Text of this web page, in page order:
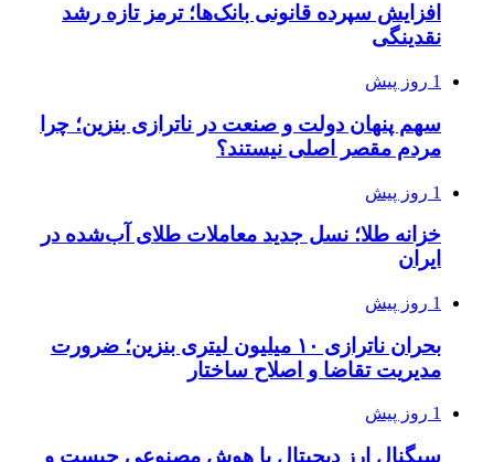
افزایش سپرده قانونی بانک‌ها؛ ترمز تازه رشد
نقدینگی
1 روز پیش
سهم پنهان دولت و صنعت در ناترازی بنزین؛ چرا
مردم مقصر اصلی نیستند؟
1 روز پیش
خزانه طلا؛ نسل جدید معاملات طلای آب‌شده در
ایران
1 روز پیش
بحران ناترازی ۱۰ میلیون لیتری بنزین؛ ضرورت
مدیریت تقاضا و اصلاح ساختار
1 روز پیش
سیگنال ارز دیجیتال با هوش مصنوعی چیست و